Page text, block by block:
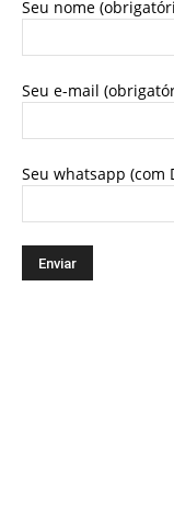
Seu nome
Seu e-mail
Seu whatsapp (com